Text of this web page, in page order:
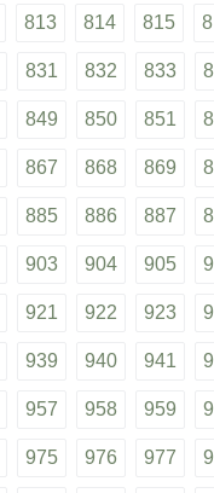
813 814 815
831 832 833
849 850 851
867 868 869
885 886 887
903 904 905
921 922 923
939 940 941
957 958 959
975 976 977